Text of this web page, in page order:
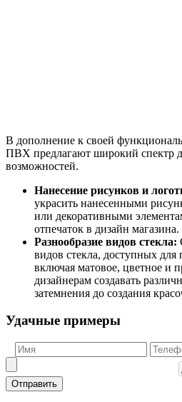
В дополнение к своей
ПВХ предлагают широкий спектр
возможностей.
Нанесение рисунков и
украсить нанесенными
или декоративными
отпечаток в дизайн магазина.
Разнообразие видов стекла:
видов стекла, доступных
включая матовое, цветное и
дизайнерам создавать
затемнения до создания
Удачные примеры
Отправить